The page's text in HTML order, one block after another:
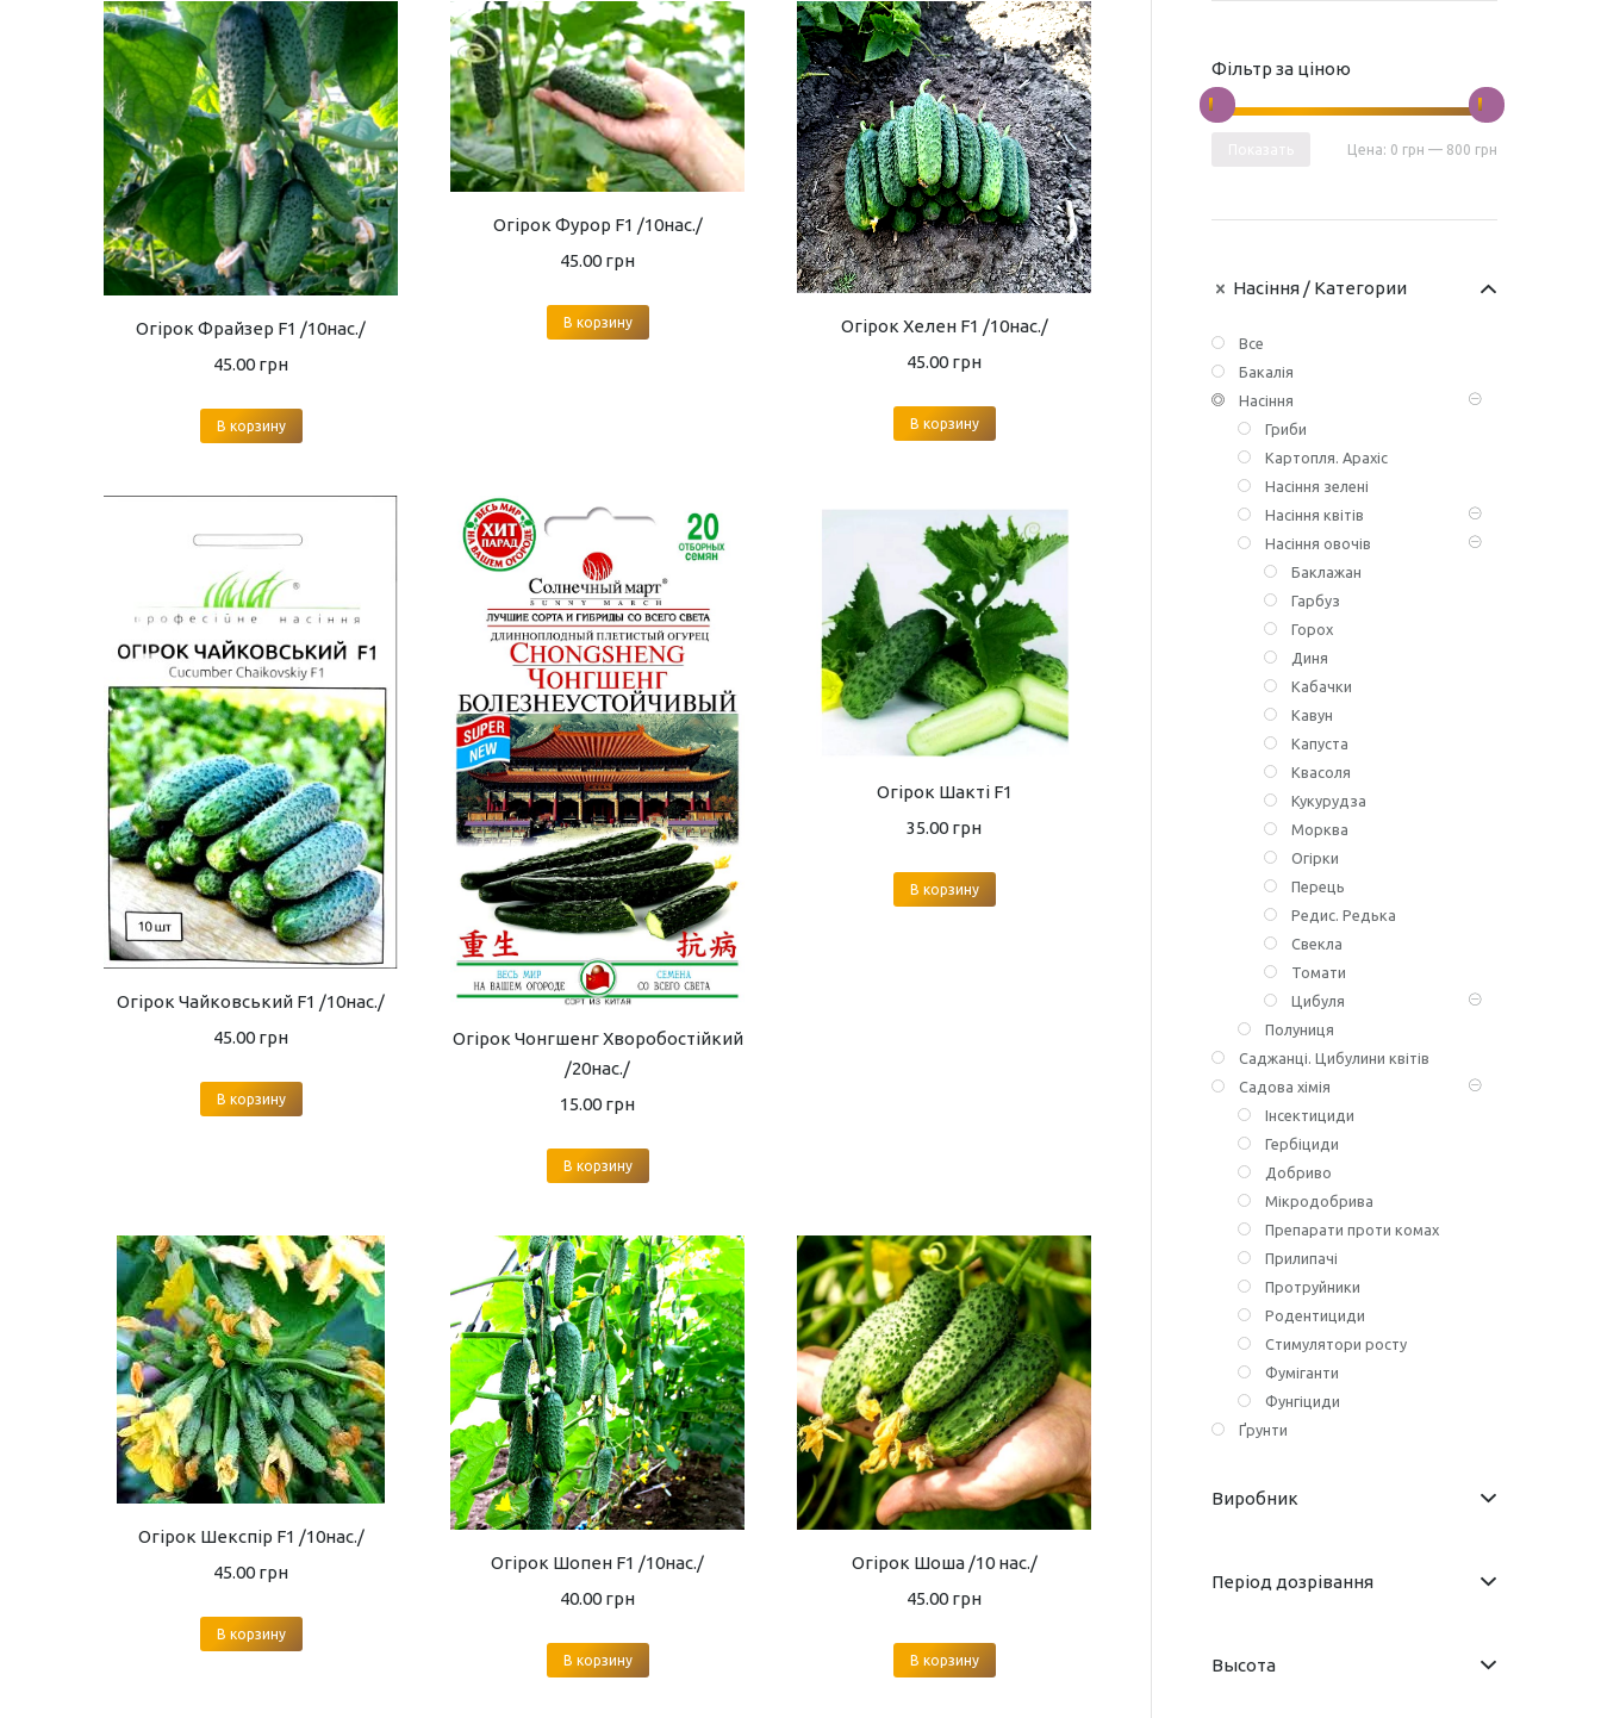
Огірок Фрайзер F1 /10нас./
45.00 грн
В корзину
Огірок Фурор F1 /10нас./
45.00 грн
В корзину
Огірок Хелен F1 /10нас./
45.00 грн
В корзину
Огірок Чайковський F1 /10нас./
45.00 грн
В корзину
Огірок Чонгшенг Хворобостійкий
/20нас./
15.00 грн
В корзину
Огірок Шакті F1
35.00 грн
В корзину
Огірок Шекспір F1 /10нас./
45.00 грн
В корзину
Огірок Шопен F1 /10нас./
40.00 грн
В корзину
Огірок Шоша /10 нас./
45.00 грн
В корзину
Фільтр за ціною
Цена: 0 грн — 800 грн
Насіння / Категории
Все
Бакалія
Насіння
Гриби
Картопля. Арахіс
Насіння зелені
Насіння квітів
Насіння овочів
Баклажан
Гарбуз
Горох
Диня
Кабачки
Кавун
Капуста
Квасоля
Кукурудза
Морква
Огірки
Перець
Редис. Редька
Свекла
Томати
Цибуля
Полуниця
Саджанці. Цибулини квітів
Садова хімія
Інсектициди
Гербіциди
Добриво
Мікродобрива
Препарати проти комах
Прилипачі
Протруйники
Родентициди
Стимулятори росту
Фуміганти
Фунгіциди
Ґрунти
Виробник
Період дозрівання
Высота